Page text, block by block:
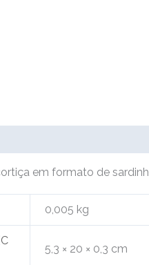
em formato de
0,005 kg
5,3 × 20 × 0,3 cm